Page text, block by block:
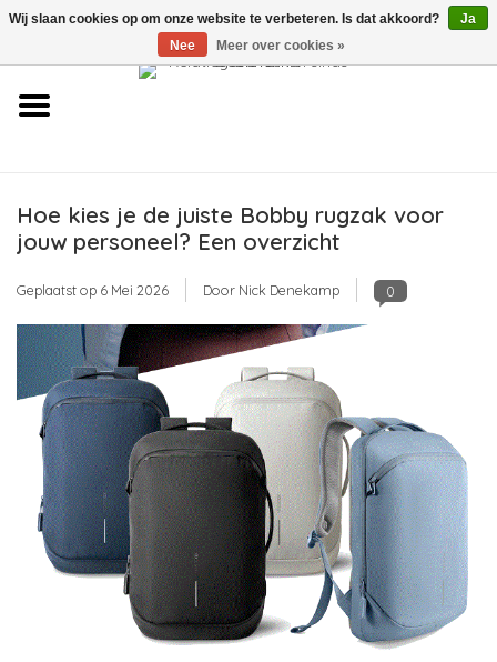
Over ons
Contact
Links
Leveringsvoorwaarden
Hoe kies je de juiste Bobby rugzak voor
jouw personeel? Een overzicht
Geplaatst op 6 Mei 2026 Door Nick Denekamp 0
Wij slaan cookies op om onze website te verbeteren. Is dat akkoord?
Ja
Nee
Meer over cookies »